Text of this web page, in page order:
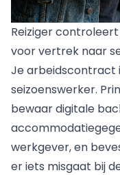
Reiziger
voor vertrek naar
Je arbeidscontract
seizoenswerker.
bewaar digitale
werkgever, en
er iets misgaat bij